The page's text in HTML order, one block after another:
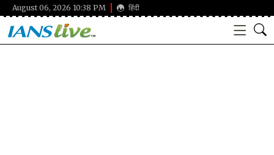
August 06, 2026 10:38 PM हिंदी